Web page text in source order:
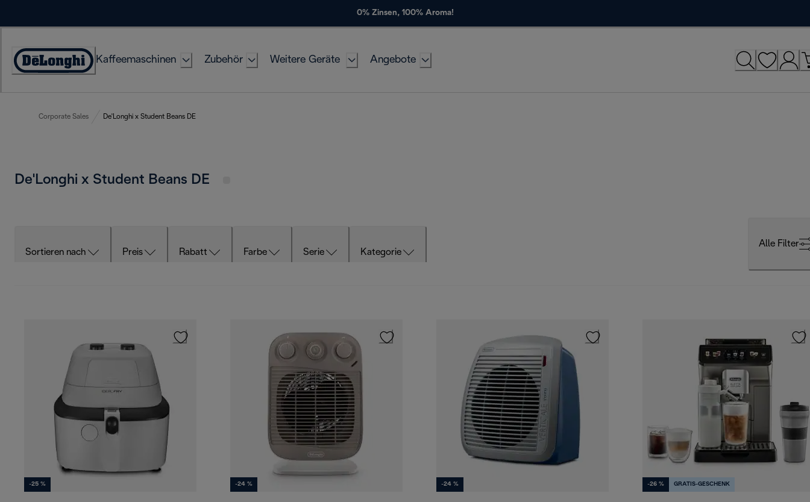
0% Zinsen, 100% Aroma!
Erklärung
Kaffeemaschinen Zubehör Weitere Geräte Angebote
Corporate Sales De'Longhi x Student Beans DE
De'Longhi x Student Beans DE
Sortieren nach Preis Rabatt Farbe Serie Kategorie
Alle Filter
-25 % -24 % -24 % -26 % GRATIS-GESCHENK